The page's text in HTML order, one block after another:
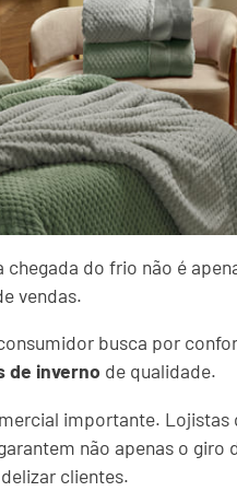
do frio não é
vendas.
busca por
de inverno de qualidade.
importante. Lojistas
não apenas o giro
clientes.